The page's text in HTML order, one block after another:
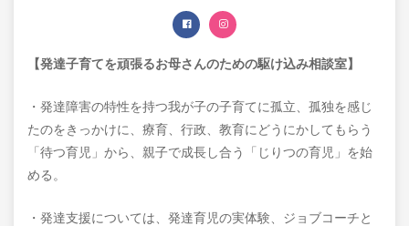
【発達子育てを頑張るお母さんのための駆け込み相談室】
・発達障害の特性を持つ我が子の子育てに孤立、孤独を感じ
たのをきっかけに、療育、行政、教育にどうにかしてもらう
「待つ育児」から、親子で成長し合う「じりつの育児」を始
める。
・発達支援については、発達育児の実体験、ジョブコーチと